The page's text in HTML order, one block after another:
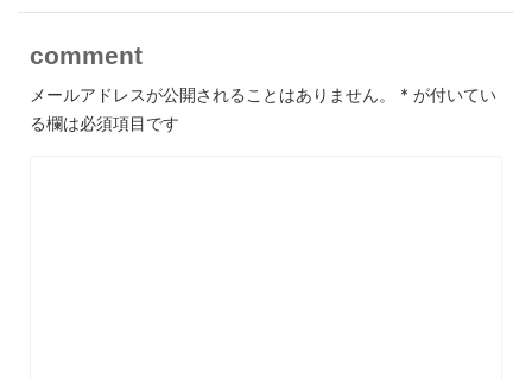
comment
メールアドレスが公開されることはありません。 * が付いてい
る欄は必須項目です